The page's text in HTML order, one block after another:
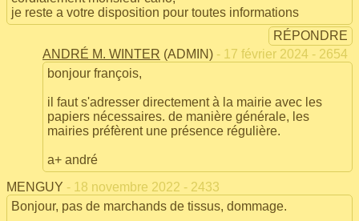
je reste a votre disposition pour toutes informations
RÉPONDRE
ANDRÉ M. WINTER (ADMIN) - 17 février 2024 - 2654
bonjour françois,
il faut s'adresser directement à la mairie avec les
papiers nécessaires. de manière générale, les
mairies préfèrent une présence régulière.
a+ andré
MENGUY - 18 novembre 2022 - 2433
Bonjour, pas de marchands de tissus, dommage.